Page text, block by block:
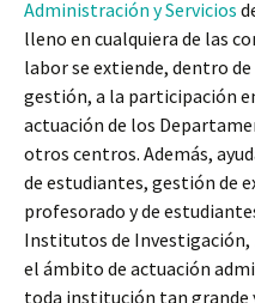
Administración y Servicios
lleno en cualquiera de las
labor se extiende, dentro
gestión, a la participación
actuación de los
otros centros. Además,
de estudiantes, gestión de
profesorado y de
Institutos de
el ámbito de actuación
toda institución tan grande